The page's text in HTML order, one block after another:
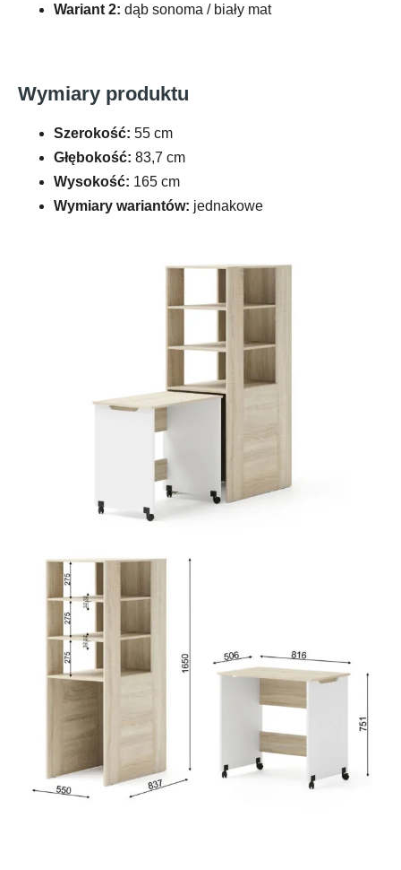
Wariant 2: dąb sonoma / biały mat
Wymiary produktu
Szerokość: 55 cm
Głębokość: 83,7 cm
Wysokość: 165 cm
Wymiary wariantów: jednakowe